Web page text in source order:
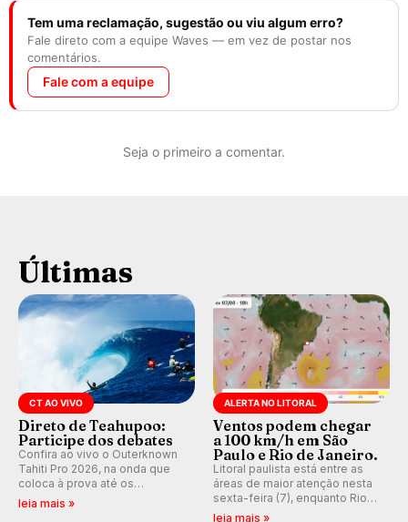
Tem uma reclamação, sugestão ou viu algum erro?
Fale direto com a equipe Waves — em vez de postar nos
comentários.
Fale com a equipe
Seja o primeiro a comentar.
Últimas
CT AO VIVO
Direto de Teahupoo:
Participe dos debates
Confira ao vivo o Outerknown
Tahiti Pro 2026, na onda que
coloca à prova até os
melhores surfistas do mundo.
leia mais »
ALERTA NO LITORAL
Ventos podem chegar
a 100 km/h em São
Paulo e Rio de Janeiro.
Litoral paulista está entre as
áreas de maior atenção nesta
sexta-feira (7), enquanto Rio
de Janeiro também recebe
leia mais »